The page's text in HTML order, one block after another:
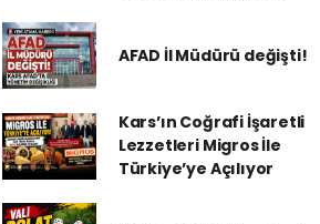
AFAD İl Müdürü değişti!
Kars’ın Coğrafi İşaretli
Lezzetleri Migros İle
Türkiye’ye Açılıyor